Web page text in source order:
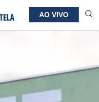
AO VIVO